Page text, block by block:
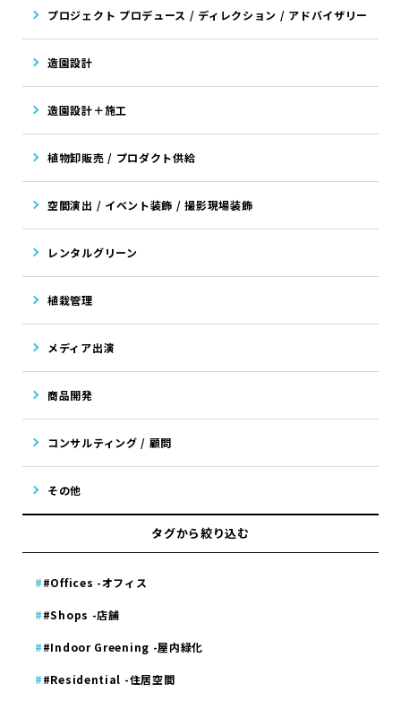
プロジェクト プロデュース / ディレクション / アドバイザリー
造園設計
造園設計＋施工
植物卸販売 / プロダクト供給
空間演出 / イベント装飾 / 撮影現場装飾
レンタルグリーン
植栽管理
メディア出演
商品開発
コンサルティング / 顧問
その他
タグから絞り込む
#Offices -オフィス
#Shops -店舗
#Indoor Greening -屋内緑化
#Residential -住居空間